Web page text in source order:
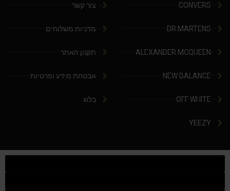
CONVERS
DR.MARTENS
ALEXANDER MCQUEEN
NEW BALANCE
OFF WHITE
YEEZY
צור קשר
מדניות משלוחים
תקנון האתר
אבטחת מידע ופרטיות
בלוג